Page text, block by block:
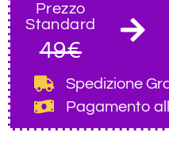
Prezzo
Standard
49€
Spedizione
Pagamento